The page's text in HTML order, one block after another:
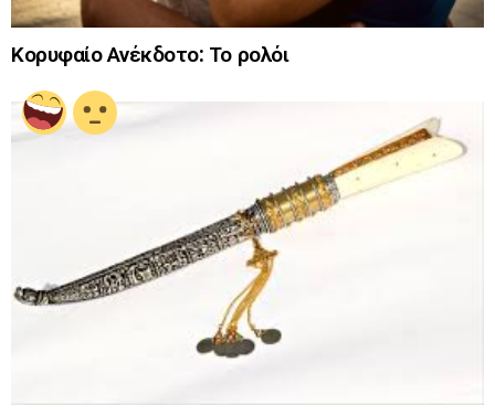
Κορυφαίο Ανέκδοτο: Το ρολόι